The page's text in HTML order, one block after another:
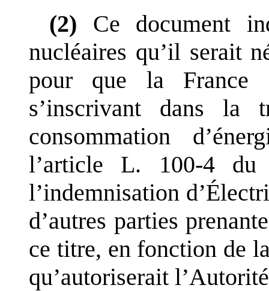
(2) Ce document
nucléaires qu’il serait
pour que la France
s’inscrivant dans la
consommation d’
l’article L.
100-4
l’indemnisation d’
d’autres parties
ce titre, en fonction de
qu’autoriserait l’